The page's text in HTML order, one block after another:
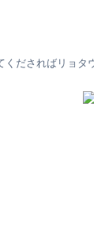
くださればリョタ